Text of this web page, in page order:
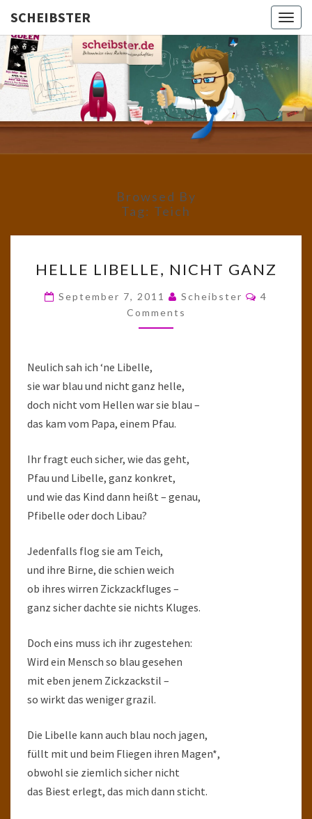
SCHEIBSTER
Gutbürgerliche
Reime Und
Mehr! In
Blogform.
School!
Browsed By
Tag: Teich
LIBELLE,
NICHT
GANZ
HELLE LIBELLE, NICHT GANZ
September 7, 2011 Scheibster
4
Comments
Neulich sah ich ‘ne Libelle,
sie war blau und nicht ganz helle,
doch nicht vom Hellen war sie blau –
das kam vom Papa, einem Pfau.
Ihr fragt euch sicher, wie das geht,
Pfau und Libelle, ganz konkret,
und wie das Kind dann heißt – genau,
Pfibelle oder doch Libau?
Jedenfalls flog sie am Teich,
und ihre Birne, die schien weich
ob ihres wirren Zickzackfluges –
ganz sicher dachte sie nichts Kluges.
Doch eins muss ich ihr zugestehen:
Wird ein Mensch so blau gesehen
mit eben jenem Zickzackstil –
so wirkt das weniger grazil.
Die Libelle kann auch blau noch jagen,
füllt mit und beim Fliegen ihren Magen*,
obwohl sie ziemlich sicher nicht
das Biest erlegt, das mich dann sticht.